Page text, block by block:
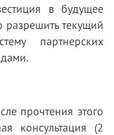
в будущее
разрешить текущий
партнерских
прочтения этого
консультация (2